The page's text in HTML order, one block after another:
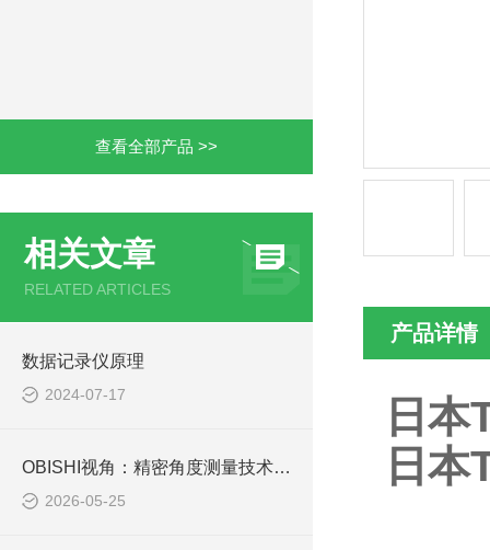
查看全部产品 >>
相关文章
RELATED ARTICLES
数据记录仪原理
2024-07-17
OBISHI视角：精密角度测量技术的最新发展趋势
2026-05-25
产品详情
日
日